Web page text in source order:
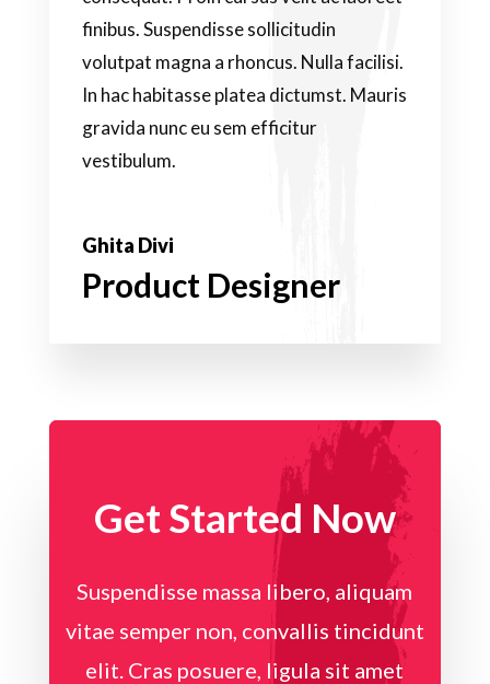
finibus. Suspendisse sollicitudin
volutpat magna a rhoncus. Nulla facilisi.
In hac habitasse platea dictumst. Mauris
gravida nunc eu sem efficitur
vestibulum.
Ghita Divi
Product Designer
Get Started Now
Suspendisse massa libero, aliquam
vitae semper non, convallis tincidunt
elit. Cras posuere, ligula sit amet